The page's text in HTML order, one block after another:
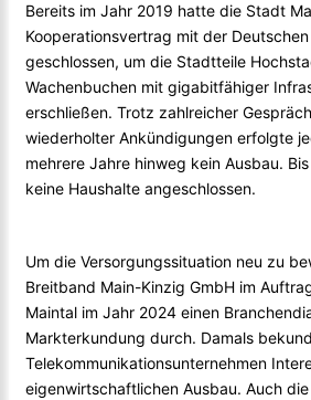
Bereits im Jahr 2019 hatte die Stadt
Kooperationsvertrag mit der
geschlossen, um die Stadtteile
Wachenbuchen mit gigabitfähiger
erschließen. Trotz zahlreicher
wiederholter Ankündigungen erfolgte
mehrere Jahre hinweg kein Ausbau.
keine Haushalte angeschlossen.
Um die Versorgungssituation neu zu
Breitband Main-Kinzig GmbH im
Maintal im Jahr 2024 einen
Markterkundung durch. Damals
Telekommunikationsunternehmen
eigenwirtschaftlichen Ausbau. Auch